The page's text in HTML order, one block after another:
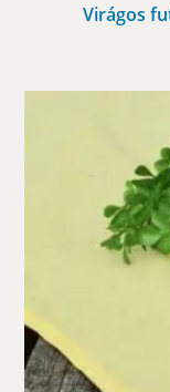
Virágos